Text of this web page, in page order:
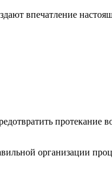
впечатление
организации